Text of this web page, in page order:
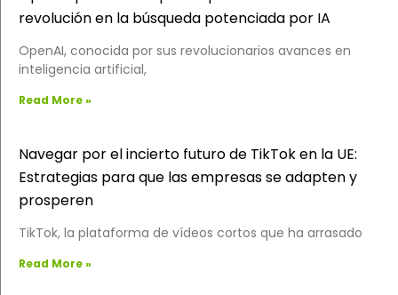
revolución en la búsqueda potenciada por IA
OpenAI, conocida por sus revolucionarios avances en
inteligencia artificial,
Read More »
Navegar por el incierto futuro de TikTok en la UE:
Estrategias para que las empresas se adapten y
prosperen
TikTok, la plataforma de vídeos cortos que ha arrasado
Read More »